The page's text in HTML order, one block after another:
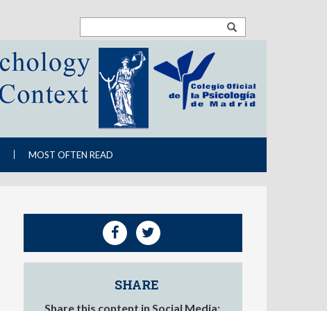
MOST OFTEN READ
SHARE
Share this content in Social Media: